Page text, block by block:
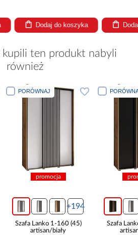
Dodaj do koszyka
kupili ten produkt nabyli
również
PORÓWNAJ
promocja
+194
Szafa Lanko 1-160 (45)
artisan/biały
Szafa